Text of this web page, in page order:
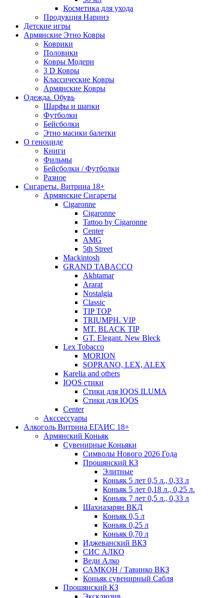
Косметика для ухода
Продукция Наринэ
Детские игры
Армянские Этно Ковры
Коврики
Половики
Ковры Модерн
3 D Ковры
Классические Ковры
Армянские Ковры
Одежда. Обувь
Шарфы и шапки
Футболки
Бейсболки
Этно масики балетки
О геноциде
Книги
Фильмы
Бейсболки / Футболки
Разное
Сигареты. Витрина 18+
Армянские Сигареты
Cigaronne
Cigaronne
Tattoo by Cigaronne
Center
AMG
5th Street
Mackintosh
GRAND TABACCO
Akhtamar
Ararat
Nostalgia
Classic
TIP TOP
TRIUMPH. VIP
MT. BLACK TIP
GT. Elegant. New Bleck
Lex Tobacco
MORION
SOPRANO, LEX, ALEX
Karelia and others
IQOS стики
Стики для IQOS ILUMA
Стики для IQOS
Сenter
Акссессуары
Алкоголь Витрина ЕГАИС 18+
Армянский Коньяк
Сувенирные Коньяки
Символы Нового 2026 Года
Прошянский КЗ
Элитные
Коньяк 5 лет 0,5 л., 0,33 л
Коньяк 5 лет 0,18 л., 0,25 л.
Коньяк 7 лет 0,5 л., 0,33 л
Шахназарян ВКД
Коньяк 0,5 л
Коньяк 0,25 л
Коньяк 0,70 л
Иджеванский ВКЗ
СИС АЛКО
Веди Алко
САМКОН / Тавинко ВКЗ
Коньяк сувенирный Сабля
Прошянский КЗ
Эксклюзив